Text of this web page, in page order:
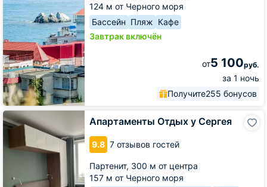
124 м от Черного моря
Бассейн Пляж Кафе
Завтрак включён
от5 100руб.
за 1 ночь
Получите255 бонусов
Апартаменты Отдых у Сергея
9.8 7 отзывов гостей
Партенит, 300 м от центра
157 м от Черного моря
Апартаменты
Отдых
Сергея